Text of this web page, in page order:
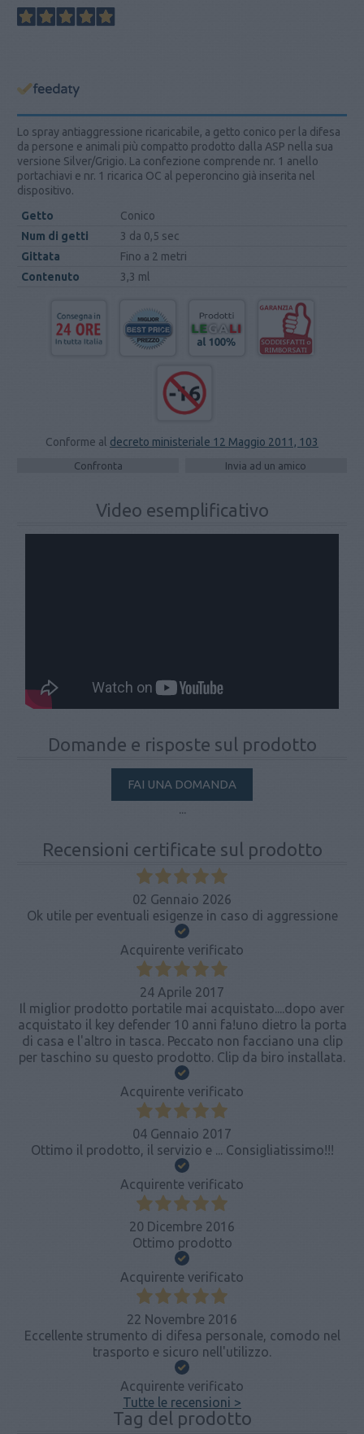
Lo spray antiaggressione ricaricabile, a getto conico per la difesa
da persone e animali più compatto prodotto dalla ASP nella sua
versione Silver/Grigio. La confezione comprende nr. 1 anello
portachiavi e nr. 1 ricarica OC al peperoncino già inserita nel
dispositivo.
Getto
Conico
Num di getti
3 da 0,5 sec
Gittata
Fino a 2 metri
Contenuto
3,3 ml
Conforme al decreto ministeriale 12 Maggio 2011, 103
Video esemplificativo
Domande e risposte sul prodotto
FAI UNA DOMANDA
...
Recensioni certificate sul prodotto
02 Gennaio 2026
Ok utile per eventuali esigenze in caso di aggressione
Acquirente verificato
24 Aprile 2017
Il miglior prodotto portatile mai acquistato....dopo aver
acquistato il key defender 10 anni fa!uno dietro la porta
di casa e l'altro in tasca. Peccato non facciano una clip
per taschino su questo prodotto. Clip da biro installata.
Acquirente verificato
04 Gennaio 2017
Ottimo il prodotto, il servizio e ... Consigliatissimo!!!
Acquirente verificato
20 Dicembre 2016
Ottimo prodotto
Acquirente verificato
22 Novembre 2016
Eccellente strumento di difesa personale, comodo nel
trasporto e sicuro nell'utilizzo.
Acquirente verificato
Tutte le recensioni >
Tag del prodotto